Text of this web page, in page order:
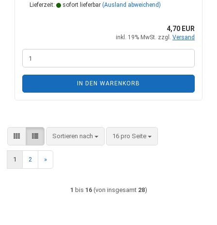
Lieferzeit: sofort lieferbar (Ausland abweichend)
4,70 EUR
inkl. 19% MwSt. zzgl. Versand
IN DEN WARENKORB
Sortieren nach
Sortieren nach 16 pro Seite
pro Seite
1 2 »
1 bis 16(von insgesamt 28)